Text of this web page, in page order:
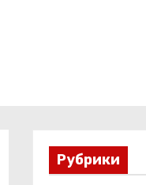
Рубрики